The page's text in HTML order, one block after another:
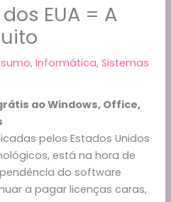
EUA = A
,Informática,Sistemas
ao Windows, Office,
pelos Estados Unidos
está na hora de
do software
a pagar licenças caras,